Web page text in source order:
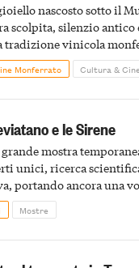
nascosto sotto il
scolpita, silenzio antico
tradizione vinicola
Monferrato Cultura &
e le Sirene
mostra
unici, ricerca
portando ancora una
scena le meraviglie del
Mostre